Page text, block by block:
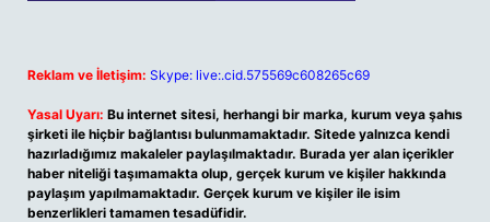
Reklam ve İletişim: Skype: live:.cid.575569c608265c69
Yasal Uyarı: Bu internet sitesi, herhangi bir marka, kurum veya şahıs
şirketi ile hiçbir bağlantısı bulunmamaktadır. Sitede yalnızca kendi
hazırladığımız makaleler paylaşılmaktadır. Burada yer alan içerikler
haber niteliği taşımamakta olup, gerçek kurum ve kişiler hakkında
paylaşım yapılmamaktadır. Gerçek kurum ve kişiler ile isim
benzerlikleri tamamen tesadüfidir.